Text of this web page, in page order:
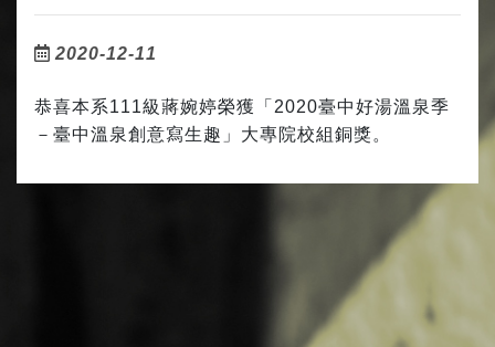
2020-12-11
恭喜本系111級蔣婉婷榮獲「2020臺中好湯溫泉季
－臺中溫泉創意寫生趣」大專院校組銅獎。